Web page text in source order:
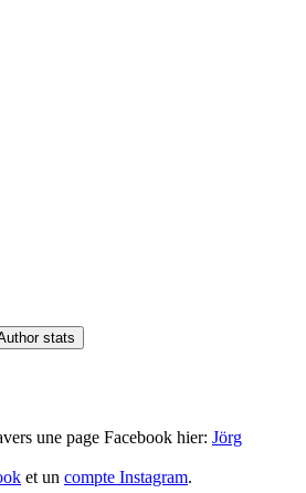
stats
une page Facebook hier: Jörg
et un compte Instagram.